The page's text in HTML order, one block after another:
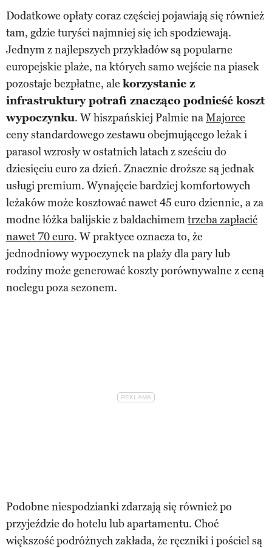
Dodatkowe opłaty coraz częściej pojawiają się również
tam, gdzie turyści najmniej się ich spodziewają.
Jednym z najlepszych przykładów są popularne
europejskie plaże, na których samo wejście na piasek
pozostaje bezpłatne, ale korzystanie z
infrastruktury potrafi znacząco podnieść koszt
wypoczynku. W hiszpańskiej Palmie naMajorce
ceny standardowego zestawu obejmującego leżak i
parasol wzrosły w ostatnich latach z sześciu do
dziesięciu euro za dzień. Znacznie droższe są jednak
usługi premium. Wynajęcie bardziej komfortowych
leżaków może kosztować nawet 45 euro dziennie, a za
modne łóżka balijskie z baldachimemtrzeba zapłacić
nawet 70 euro. W praktyce oznacza to, że
jednodniowy wypoczynek na plaży dla pary lub
rodziny może generować koszty porównywalne z ceną
noclegu poza sezonem.
Podobne niespodzianki zdarzają się również po
przyjeździe do hotelu lub apartamentu. Choć
większość podróżnych zakłada, że ręczniki i pościel są